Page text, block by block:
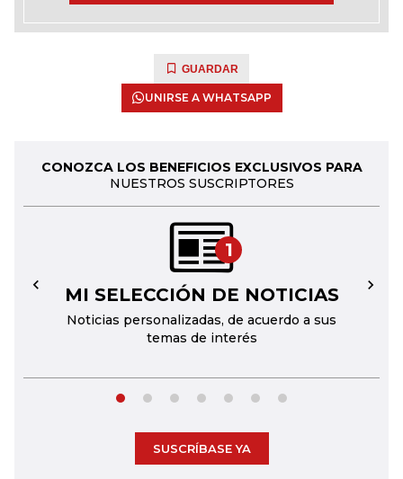
GUARDAR
UNIRSE A WHATSAPP
CONOZCA LOS BENEFICIOS EXCLUSIVOS PARA
NUESTROS SUSCRIPTORES
1
MI SELECCIÓN DE NOTICIAS
Noticias personalizadas, de acuerdo a sus
temas de interés
← →
SUSCRÍBASE YA